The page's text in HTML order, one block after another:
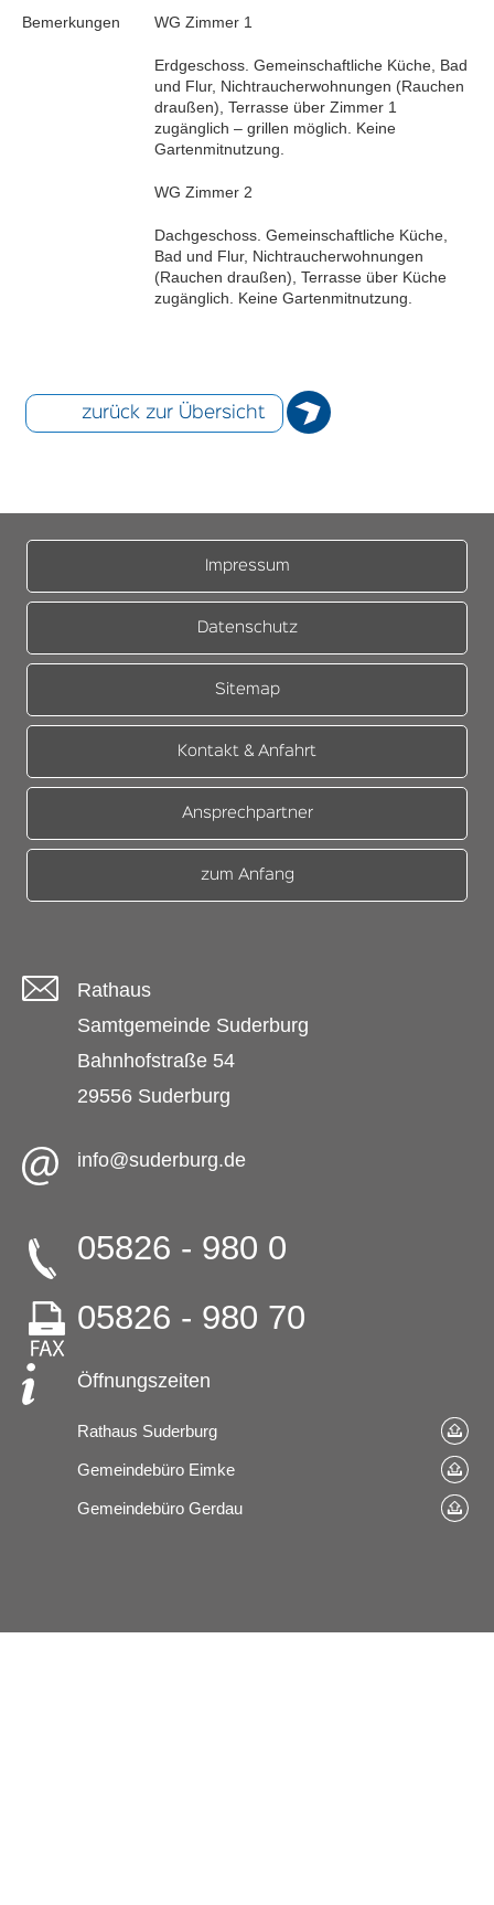
Bemerkungen WG Zimmer 1
Erdgeschoss. Gemeinschaftliche Küche, Bad
und Flur, Nichtraucherwohnungen (Rauchen
draußen), Terrasse über Zimmer 1
zugänglich – grillen möglich. Keine
Gartenmitnutzung.
WG Zimmer 2
Dachgeschoss. Gemeinschaftliche Küche,
Bad und Flur, Nichtraucherwohnungen
(Rauchen draußen), Terrasse über Küche
zugänglich. Keine Gartenmitnutzung.
zurück zur Übersicht
Impressum
Datenschutz
Sitemap
Kontakt & Anfahrt
Ansprechpartner
zum Anfang
Rathaus
Samtgemeinde Suderburg
Bahnhofstraße 54
29556 Suderburg
info@suderburg.de
05826 - 980 0
05826 - 980 70
Öffnungszeiten
Rathaus Suderburg
Gemeindebüro Eimke
Gemeindebüro Gerdau